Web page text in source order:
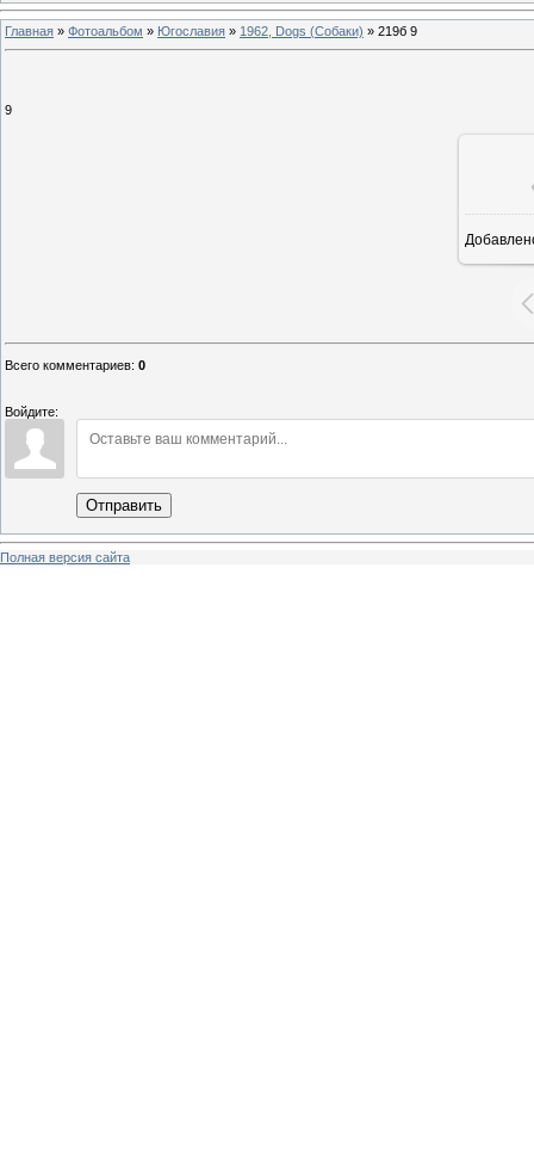
Главная » Фотоальбом » Югославия » 1962, Dogs (Собаки) » 219б 9
9
Всего комментариев: 0
Войдите:
Отправить
Полная версия сайта